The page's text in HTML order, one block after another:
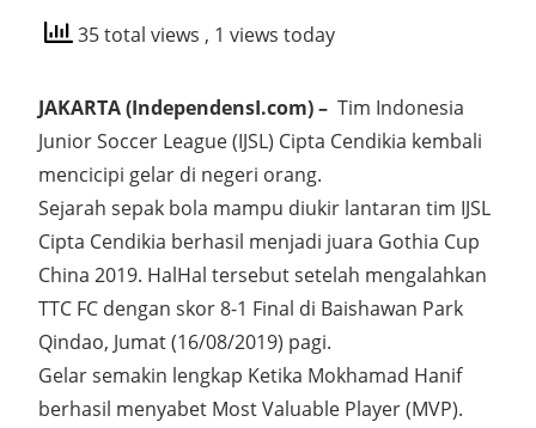
35 total views , 1 views today
JAKARTA (IndependensI.com) – Tim Indonesia
Junior Soccer League (IJSL) Cipta Cendikia kembali
mencicipi gelar di negeri orang.
Sejarah sepak bola mampu diukir lantaran tim IJSL
Cipta Cendikia berhasil menjadi juara Gothia Cup
China 2019. HalHal tersebut setelah mengalahkan
TTC FC dengan skor 8-1 Final di Baishawan Park
Qindao, Jumat (16/08/2019) pagi.
Gelar semakin lengkap Ketika Mokhamad Hanif
berhasil menyabet Most Valuable Player (MVP).